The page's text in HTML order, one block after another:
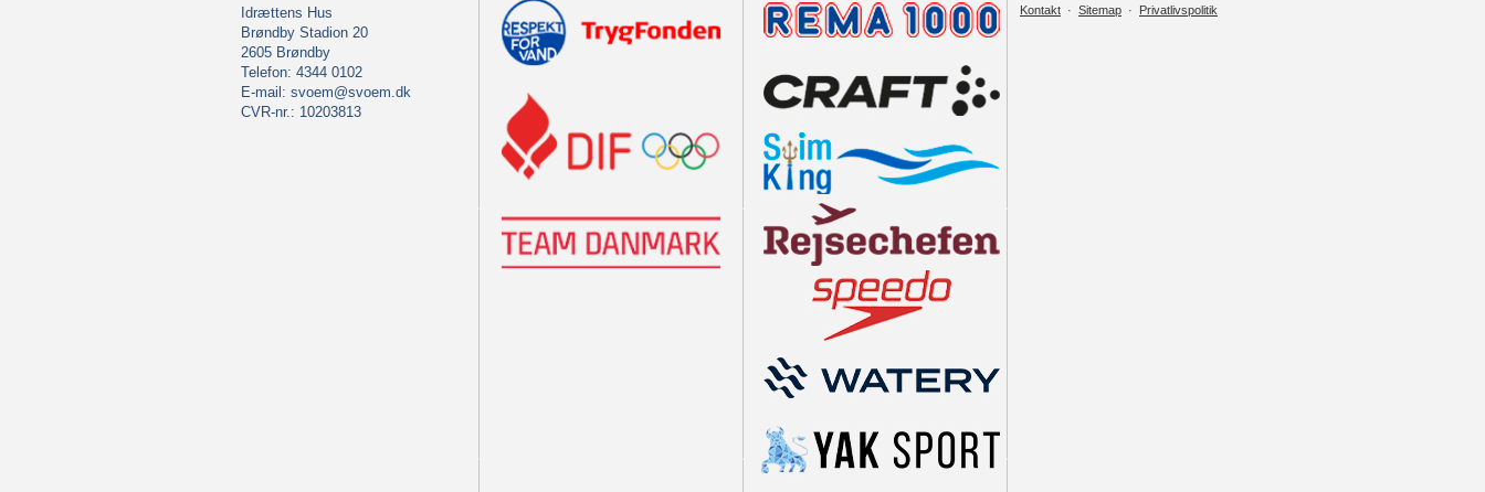
Idrættens Hus
Brøndby Stadion 20
2605 Brøndby
Telefon: 4344 0102
E-mail: svoem@svoem.dk
CVR-nr.: 10203813
Kontakt · Sitemap · Privatlivspolitik